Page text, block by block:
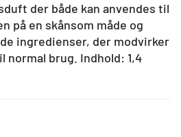
der både kan anvendes til
på en skånsom måde og
ingredienser, der modvirker
brug. Indhold: 1,4